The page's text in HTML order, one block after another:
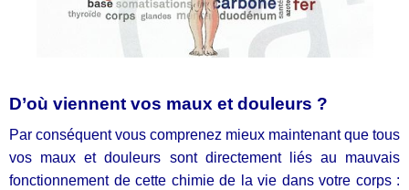
D’où viennent vos maux et douleurs ?
Par conséquent vous comprenez mieux maintenant que tous
vos maux et douleurs sont directement liés au mauvais
fonctionnement de cette chimie de la vie dans votre corps :